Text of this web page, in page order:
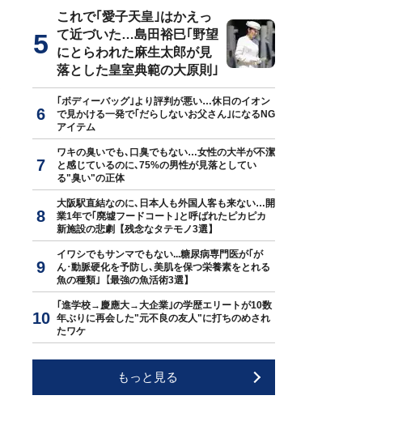
これで｢愛子天皇｣はかえっ
て近づいた…島田裕巳｢野望
にとらわれた麻生太郎が見
落とした皇室典範の大原則｣
｢ボディーバッグ｣より評判が悪い…休日のイオン
で見かける一発で｢だらしないお父さん｣になるNG
アイテム
ワキの臭いでも､口臭でもない…女性の大半が不潔
と感じているのに､75%の男性が見落としてい
る"臭い"の正体
大阪駅直結なのに､日本人も外国人客も来ない…開
業1年で｢廃墟フードコート｣と呼ばれたピカピカ
新施設の悲劇【残念なタテモノ3選】
イワシでもサンマでもない...糖尿病専門医が｢が
ん･動脈硬化を予防し､美肌を保つ栄養素をとれる
魚の種類｣【最強の魚活術3選】
｢進学校→慶應大→大企業｣の学歴エリートが10数
年ぶりに再会した"元不良の友人"に打ちのめされ
たワケ
もっと見る